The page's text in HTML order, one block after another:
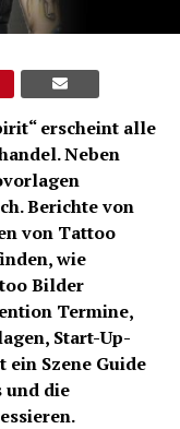
erscheint alle
Neben
Berichte von
von Tattoo
wie
Bilder
Termine,
Start-Up-
Szene Guide
und die